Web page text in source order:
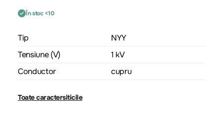
În stoc <10
Tip
NYY
Tensiune (V)
1 kV
Conductor
cupru
Toate caractersiticile